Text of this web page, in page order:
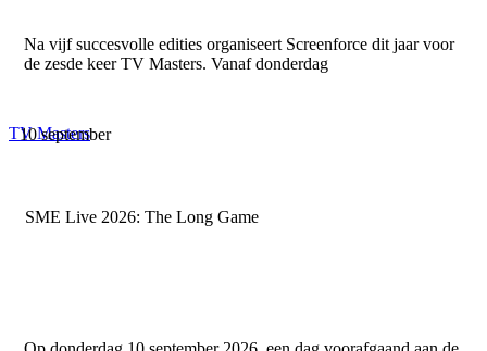
Na vijf succesvolle edities organiseert Screenforce dit jaar voor
de zesde keer TV Masters. Vanaf donderdag
TV Masters
10 september
SME Live 2026: The Long Game